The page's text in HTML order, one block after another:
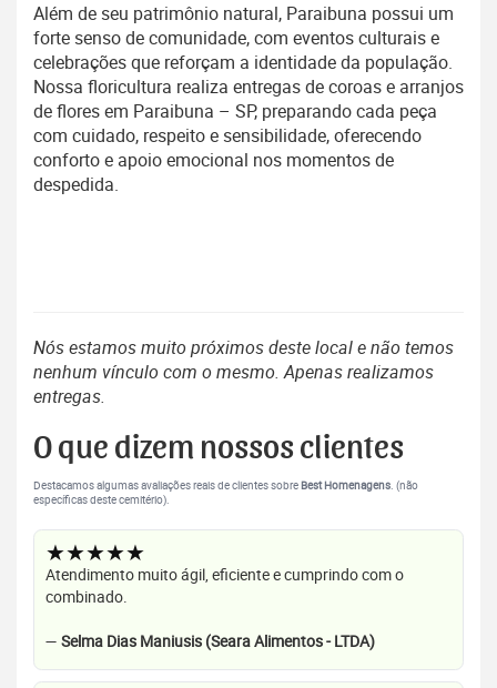
Além de seu patrimônio natural, Paraibuna possui um
forte senso de comunidade, com eventos culturais e
celebrações que reforçam a identidade da população.
Nossa floricultura realiza entregas de coroas e arranjos
de flores em Paraibuna – SP, preparando cada peça
com cuidado, respeito e sensibilidade, oferecendo
conforto e apoio emocional nos momentos de
despedida.
Nós estamos muito próximos deste local e não temos
nenhum vínculo com o mesmo. Apenas realizamos
entregas.
O que dizem nossos clientes
Destacamos algumas avaliações reais de clientes sobre Best Homenagens. (não
específicas deste cemitério).
★★★★★
Atendimento muito ágil, eficiente e cumprindo com o
combinado.
— Selma Dias Maniusis (Seara Alimentos - LTDA)